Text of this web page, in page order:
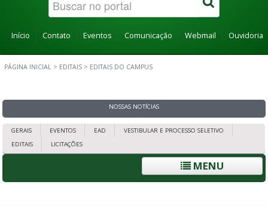
Início Contato Eventos Comunicação Webmail Ouvidoria
PÁGINA INICIAL > EDITAIS > EDITAIS DO CAMPUS
NOSSAS NOTÍCIAS
GERAIS EVENTOS EAD
VESTIBULAR E PROCESSO SELETIVO
EDITAIS
LICITAÇÕES
MENU